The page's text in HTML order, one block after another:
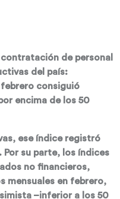
de personal
del país:
consiguió
encima de los 50
ese índice registró
Por su parte, los índices
no financieros,
mensuales en febrero,
–inferior a los 50